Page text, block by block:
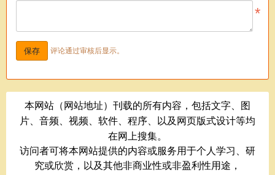
评论通过审核后显示。
本网站（网站地址）刊载的所有内容，包括文字、图
片、音频、视频、软件、程序、以及网页版式设计等均
在网上搜集。
访问者可将本网站提供的内容或服务用于个人学习、研
究或欣赏，以及其他非商业性或非盈利性用途，